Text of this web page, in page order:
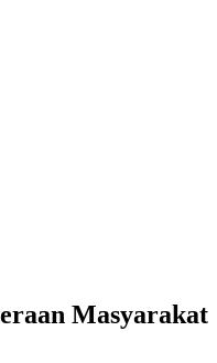
Masyarakat